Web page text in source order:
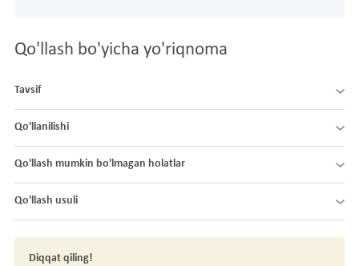
Qo'llash bo'yicha yo'riqnoma
Tavsif
Qo'llanilishi
Qo'llash mumkin bo'lmagan holatlar
Qo'llash usuli
Diqqat qiling!